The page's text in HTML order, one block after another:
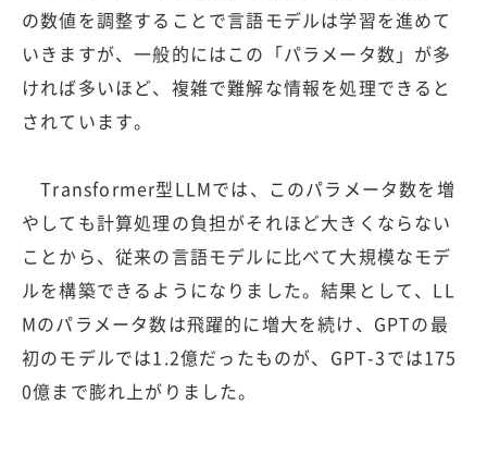
の数値を調整することで言語モデルは学習を進めて
いきますが、一般的にはこの「パラメータ数」が多
ければ多いほど、複雑で難解な情報を処理できると
されています。
Transformer型LLMでは、このパラメータ数を増
やしても計算処理の負担がそれほど大きくならない
ことから、従来の言語モデルに比べて大規模なモデ
ルを構築できるようになりました。結果として、LL
Mのパラメータ数は飛躍的に増大を続け、GPTの最
初のモデルでは1.2億だったものが、GPT-3では175
0億まで膨れ上がりました。